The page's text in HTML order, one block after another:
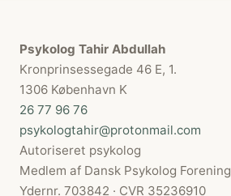
Psykolog Tahir Abdullah
Kronprinsessegade 46 E, 1.
1306 København K
26 77 96 76
psykologtahir@protonmail.com
Autoriseret psykolog
Medlem af Dansk Psykolog Forening
Ydernr. 703842 · CVR 35236910